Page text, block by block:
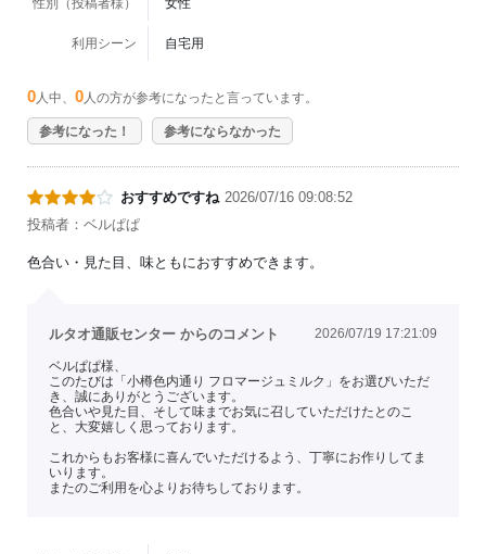
利用シーン 自宅用
0 人中、 0 人の方が参考になったと言っています。
参考になった！ 参考にならなかった
おすすめですね 2026/07/16 09:08:52
投稿者：ベルぱぱ
色合い・見た目、味ともにおすすめできます。
ルタオ通販センター からのコメント 2026/07/19 17:21:09
ベルぱぱ様、
このたびは「小樽色内通り フロマージュミルク」をお選びいただ
き、誠にありがとうございます。
色合いや見た目、そして味までお気に召していただけたとのこ
と、大変嬉しく思っております。
これからもお客様に喜んでいただけるよう、丁寧にお作りしてま
いります。
またのご利用を心よりお待ちしております。